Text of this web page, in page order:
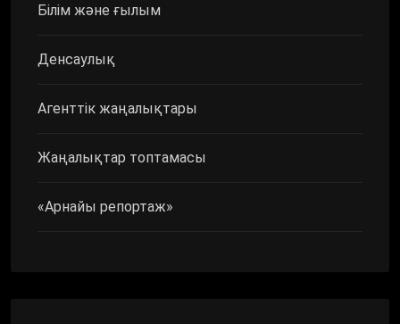
Білім және ғылым
Денсаулық
Агенттік жаңалықтары
Жаңалықтар топтамасы
«Арнайы репортаж»